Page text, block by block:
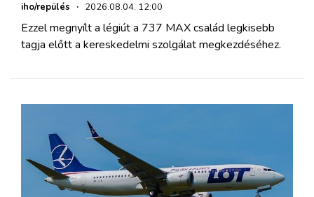
iho/repülés · 2026.08.04. 12:00
Ezzel megnyílt a légiút a 737 MAX család legkisebb
tagja előtt a kereskedelmi szolgálat megkezdéséhez.